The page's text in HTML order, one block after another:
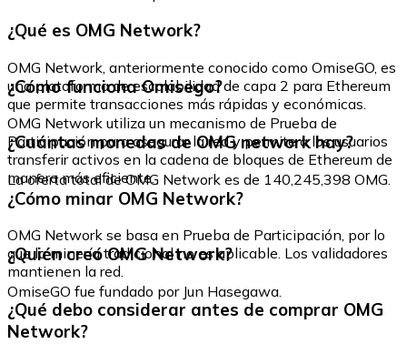
¿Qué es OMG Network?
OMG Network, anteriormente conocido como OmiseGO, es
una plataforma de escalabilidad de capa 2 para Ethereum
que permite transacciones más rápidas y económicas.
¿Cómo funciona Omisego?
OMG Network utiliza un mecanismo de Prueba de
Participación para asegurar la red y permite a los usuarios
transferir activos en la cadena de bloques de Ethereum de
manera más eficiente.
¿Cuántas monedas de OMG network hay?
La oferta total de OMG Network es de 140,245,398 OMG.
¿Cómo minar OMG Network?
OMG Network se basa en Prueba de Participación, por lo
que la minería tradicional no es aplicable. Los validadores
mantienen la red.
¿Quién creó OMG Network?
OmiseGO fue fundado por Jun Hasegawa.
¿Qué debo considerar antes de comprar OMG
Network?